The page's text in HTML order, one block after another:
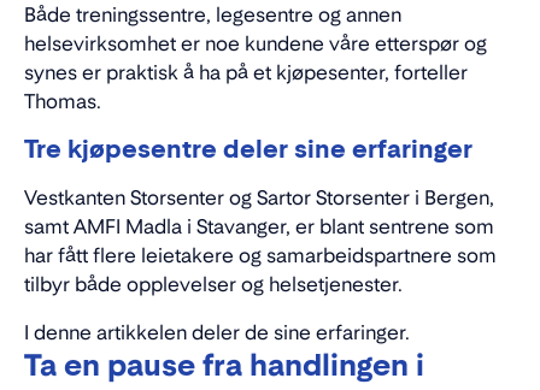
Både treningssentre, legesentre og annen
helsevirksomhet er noe kundene våre etterspør og
synes er praktisk å ha på et kjøpesenter, forteller
Thomas.
Tre kjøpesentre deler sine erfaringer
Vestkanten Storsenter og Sartor Storsenter i Bergen,
samt AMFI Madla i Stavanger, er blant sentrene som
har fått flere leietakere og samarbeidspartnere som
tilbyr både opplevelser og helsetjenester.
I denne artikkelen deler de sine erfaringer.
Ta en pause fra handlingen i